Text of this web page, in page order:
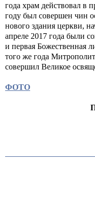
года храм действовал в
году был совершен чин
нового здания церкви,
апреле 2017 года были
и первая Божественная
того же года
совершил Великое
ФОТО